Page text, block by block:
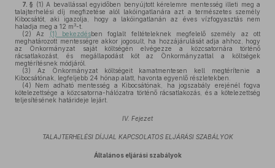
7. § (1) A bevallással egyidőben benyújtott kérelemre mentesség illeti meg a
talajterhelési díj megfizetése alól lakóingatlanára azt a természetes személy
Kibocsátót, aki igazolja, hogy a lakóingatlanán az éves vízfogyasztás nem
haladja meg a 12 m 3-t.
(2) Az (1) bekezdésben foglalt feltételeknek megfelelő személy az ott
meghatározott mentességre akkor jogosult, ha hozzájárulását adja ahhoz, hogy
az Önkormányzat saját költségén elvégezze a közcsatornára történő
rácsatlakozást, és megállapodást köt az Önkormányzattal a költségek
megtérítésnek módjáról.
(3) Az Önkormányzat költségeit kamatmentesen kell megtérítenie a
Kibocsátónak, legfeljebb 24 hónap alatt, havonta egyenlő részletekben.
(4) Nem adható mentesség a Kibocsátónak, ha jogszabály erejénél fogva
kötelezettsége a közcsatorna-hálózatra történő rácsatlakozás, és a kötelezettség
teljesítésének határideje lejárt.
IV. Fejezet
TALAJTERHELÉSI DÍJJAL KAPCSOLATOS ELJÁRÁSI SZABÁLYOK
Általános eljárási szabályok